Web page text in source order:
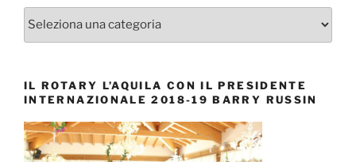
EVENTI
IL ROTARY L’AQUILA CON IL PRESIDENTE
INTERNAZIONALE 2018-19 BARRY RUSSIN